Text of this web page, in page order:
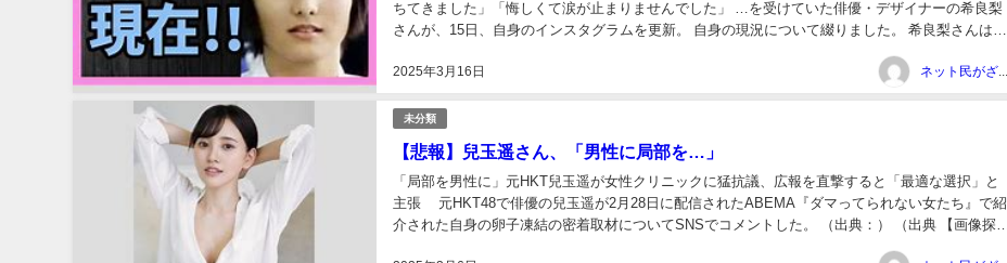
2025年3月16日
ちてきました」「悔しくて涙が止まりませんでした」 …を受けていた俳優・デザイナーの希良梨
さんが、15日、自身のインスタグラムを更新。 自身の現況について綴りました。 希良梨さんは
未分類
【悲報】兒玉遥さん、「男性に局部を…」
「局部を男性に」元HKT兒玉遥が女性クリニックに猛抗議、広報を直撃すると「最適な選択」と
主張 元HKT48で俳優の兒玉遥が2月28日に配信されたABEMA『ダマってられない女たち』で紹
介された自身の卵子凍結の密着取材についてSNSでコメントした。 （出典：） （出典 【画像探訪